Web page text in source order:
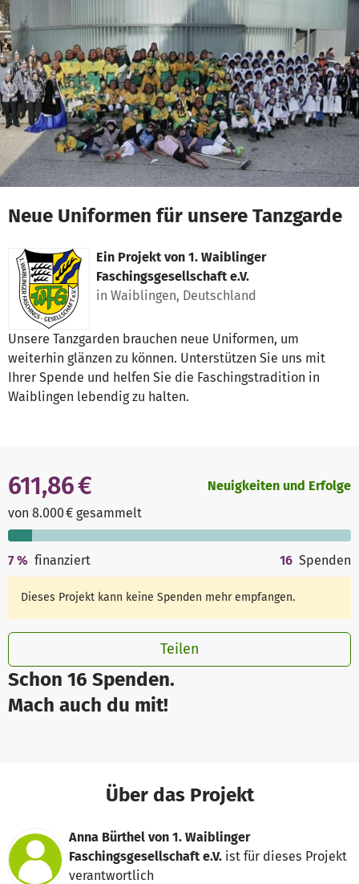
Zum Hauptinhalt springen
Erklärung zur Barrierefreiheit anzeigen
Neue Uniformen für unsere Tanzgarde
Ein Projekt von 1. Waiblinger
Faschingsgesellschaft e.V.
in Waiblingen, Deutschland
Unsere Tanzgarden brauchen neue Uniformen, um
weiterhin glänzen zu können. Unterstützen Sie uns mit
Ihrer Spende und helfen Sie die Faschingstradition in
Waiblingen lebendig zu halten.
Schon 16 Spenden.
Mach auch du mit!
611,86 €
von 8.000 € gesammelt
Neuigkeiten und Erfolge
7% finanziert 16 Spenden
Dieses Projekt kann keine Spenden mehr empfangen.
Teilen
Über das Projekt
Anna Bürthel von 1. Waiblinger
Faschingsgesellschaft e.V. ist für dieses Projekt
verantwortlich